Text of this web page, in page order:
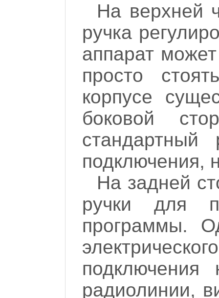
На верхней
ручка
аппарат
просто
корпусе
боковой
подключения,
На задней
ручки для
программы.
радиолинии,